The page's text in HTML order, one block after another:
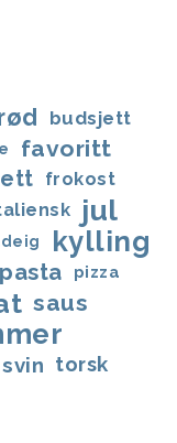
budsjett
favoritt
frokost
jul
kylling
pasta pizza
saus
svin torsk